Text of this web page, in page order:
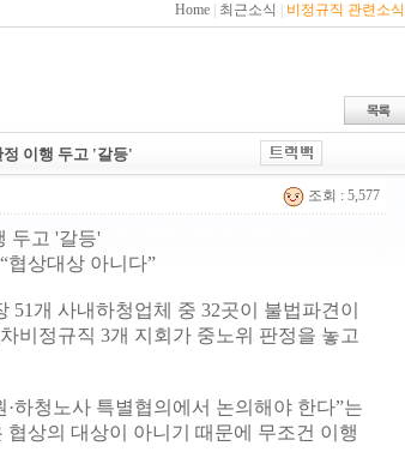
Home 최근소식 비정규직 관련소식
이행 두고 '갈등'
조회 : 5,577
두고 '갈등'
상대상 아니다”
개 사내하청업체 중 32곳이 불법파견이
비정규직 3개 지회가 중노위 판정을 놓고
하청노사 특별협의에서 논의해야 한다”는
상의 대상이 아니기 때문에 무조건 이행